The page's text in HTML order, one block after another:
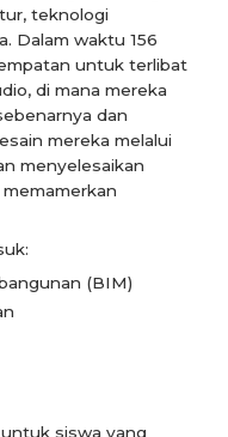
teknologi
Dalam waktu 156
untuk terlibat
di mana mereka
dan
mereka melalui
menyelesaikan
(BIM)
siswa yang